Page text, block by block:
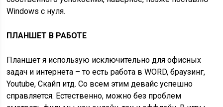
Windows с нуля.
ПЛАНШЕТ В РАБОТЕ
Планшет я использую исключительно для офисных
задач и интернета – то есть работа в WORD, браузинг,
Youtube, Скайп итд. Со всем этим девайс успешно
справляется. Естественно, можно без проблем